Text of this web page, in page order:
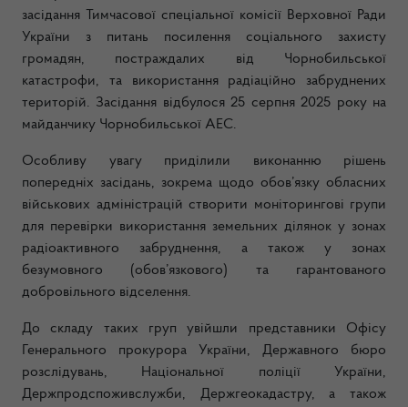
засідання Тимчасової спеціальної комісії Верховної Ради
України з питань посилення соціального захисту
громадян, постраждалих від Чорнобильської
катастрофи, та використання радіаційно забруднених
територій. Засідання відбулося 25 серпня 2025 року на
майданчику Чорнобильської АЕС.
Особливу увагу приділили виконанню рішень
попередніх засідань, зокрема щодо обов’язку обласних
військових адміністрацій створити моніторингові групи
для перевірки використання земельних ділянок у зонах
радіоактивного забруднення, а також у зонах
безумовного (обов’язкового) та гарантованого
добровільного відселення.
До складу таких груп увійшли представники Офісу
Генерального прокурора України, Державного бюро
розслідувань, Національної поліції України,
Держпродспоживслужби, Держгеокадастру, а також